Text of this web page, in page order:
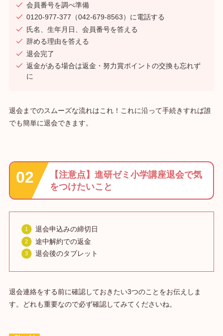
会員番号を調べ準備
0120-977-377（042-679-8563）に電話する
氏名、生年月日、会員番号を答える
辞める理由を答える
退会完了
返金がある場合は返金・努力賞ポイントの交換も忘れず
に
退会までのスムーズな流れはこれ！これに沿って手続きすれば誰
でも簡単に退会できます。
【注意点】進研ゼミ小学講座退会で気
をつけたいこと
退会申込みの締切日
途中解約での返金
退会後のタブレット
退会連絡をする前に確認しておきたい3つのことをお伝えしま
す。どれも重要なので必ず確認してみてくださいね。